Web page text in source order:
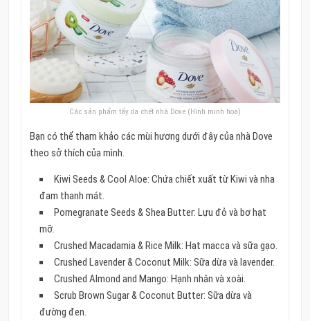
Các sản phẩm tẩy da chết nhà Dove (Hình minh họa)
Bạn có thể tham khảo các mùi hương dưới đây của nhà Dove
theo sở thích của mình.
Kiwi Seeds & Cool Aloe: Chứa chiết xuất từ Kiwi và nha
đam thanh mát.
Pomegranate Seeds & Shea Butter: Lựu đỏ và bơ hạt
mỡ.
Crushed Macadamia & Rice Milk: Hạt macca và sữa gạo.
Crushed Lavender & Coconut Milk: Sữa dừa và lavender.
Crushed Almond and Mango: Hạnh nhân và xoài.
Scrub Brown Sugar & Coconut Butter: Sữa dừa và
đường đen.